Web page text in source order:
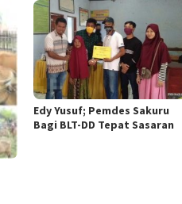
Edy Yusuf; Pemdes Sakuru
Bagi BLT-DD Tepat Sasaran